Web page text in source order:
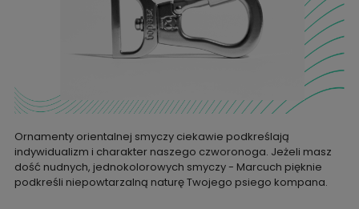
Ornamenty orientalnej smyczy ciekawie podkreślają
indywidualizm i charakter naszego czworonoga. Jeżeli masz
dość nudnych, jednokolorowych smyczy - Marcuch pięknie
podkreśli niepowtarzalną naturę Twojego psiego kompana.